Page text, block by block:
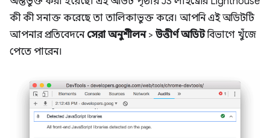
কী কী সনাক্ত করেছে তা তালিকাভুক্ত করে। আপনি এই অডিটটি
আপনার প্রতিবেদনে সেরা অনুশীলন> উত্তীর্ণ অডিটবিভাগে খুঁজে
পেতে পারেন।